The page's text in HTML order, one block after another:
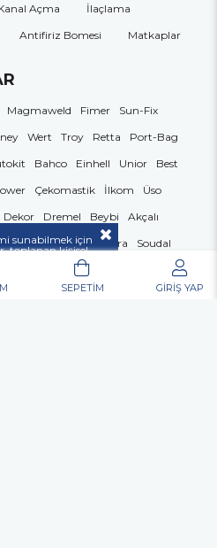
SEPETİM GİRİŞ YAP
Açma
İlaçlama
Antifiriz Bomesi Matkaplar
Magmaweld Fimer
Sun-Fix
Wert Troy Retta
Port-Bag
Bahco Einhell Unior
Best
Çekomastik İlkom
Üso
Dekor Dremel Beybi
Akçalı
Atlas Starline Nora
Soudal
sunabilmek için
toplanan kişisel
GÜVENLİK
ve yöntemlerle